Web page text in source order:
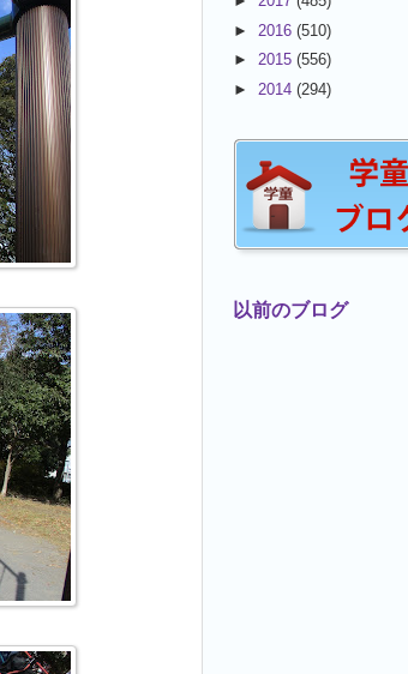
► 2016 (510)
► 2015 (556)
► 2014 (294)
以前のブログ